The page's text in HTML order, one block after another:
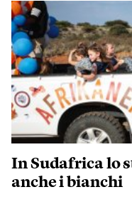
In Sudafrica lo
anche i bianchi